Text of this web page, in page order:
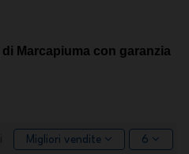
di Marcapiuma con garanzia
Migliori vendite 6